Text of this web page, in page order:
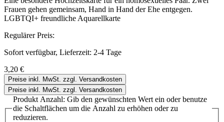
Frauen gehen gemeinsam, Hand in Hand der Ehe entgegen.
LGBTQI+ freundliche Aquarellkarte
Regulärer Preis:
Sofort verfügbar, Lieferzeit: 2-4 Tage
3,20 €
Preise inkl. MwSt. zzgl. Versandkosten
Preise inkl. MwSt. zzgl. Versandkosten
Produkt Anzahl: Gib den gewünschten Wert ein oder benutze
die Schaltflächen um die Anzahl zu erhöhen oder zu
reduzieren.